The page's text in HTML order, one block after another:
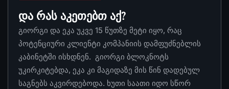
და რას აკეთებთ აქ?
გიორგი და ეკა უკვე 15 წუთზე მეტი იყო, რაც
პოტენციური კლიენტი კომპანიის დამფუძნებლის
კაბინეტში ისხდნენ. გიორგი ბლოკნოტს
უკირკიტებდა, ეკა კი მაგიდაზე მის წინ დადებულ
საგნებს აკვირდებოდა. ხუთი საათი იდო სწორ